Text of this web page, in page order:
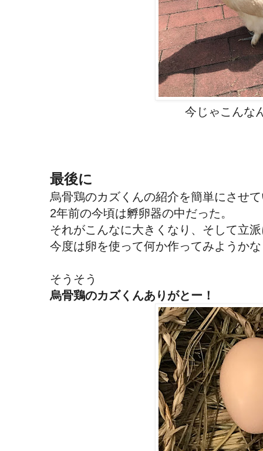
今じゃこんな
最後に
烏骨鶏のカズくんの紹介を簡単にさせ
2年前の今頃は孵卵器の中だった。
それがこんなに大きくなり、そして立
今度は卵を使って何か作ってみようか
そうそう
烏骨鶏のカズくんありがとー！